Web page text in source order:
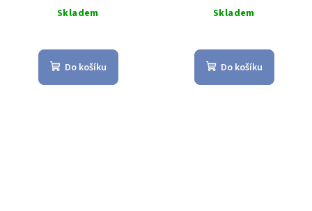
Skladem
Do košíku
Skladem
Do košíku